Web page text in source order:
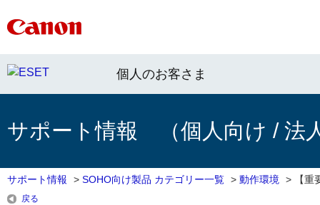
個人のお客さま
サポート情報 （個人向け / 法
サポート情報 > SOHO向け製品 カテゴリー一覧 > 動作環境 > 【
戻る